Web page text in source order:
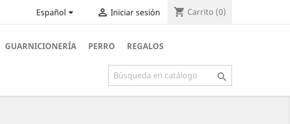
Español  Iniciar sesión shopping_cart Carrito (0)
GUARNICIONERÍA PERRO REGALOS
